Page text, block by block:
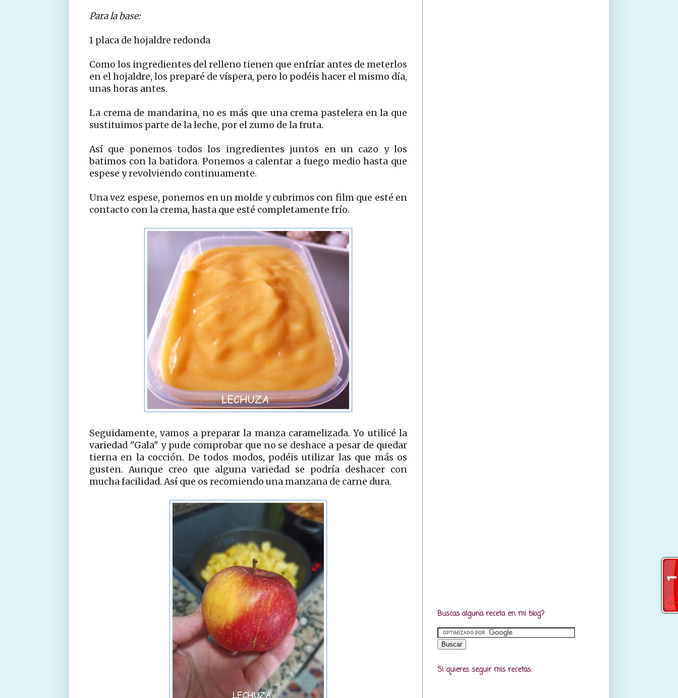
Para la base:
1 placa de hojaldre redonda
Como los ingredientes del relleno tienen que enfríar antes de meterlos
en el hojaldre, los preparé de víspera, pero lo podéis hacer el mismo día,
unas horas antes.
La crema de mandarina, no es más que una crema pastelera en la que
sustituimos parte de la leche, por el zumo de la fruta.
Así que ponemos todos los ingredientes juntos en un cazo y los
batimos con la batidora. Ponemos a calentar a fuego medio hasta que
espese y revolviendo continuamente.
Una vez espese, ponemos en un molde y cubrimos con film que esté en
contacto con la crema, hasta que esté completamente frío.
Seguidamente, vamos a preparar la manza caramelizada. Yo utilicé la
variedad "Gala" y pude comprobar que no se deshace a pesar de quedar
tierna en la cocción. De todos modos, podéis utilizar las que más os
gusten. Aunque creo que alguna variedad se podría deshacer con
mucha facilidad. Así que os recomiendo una manzana de carne dura.
Buscas alguna receta en mi blog?
Si quieres seguir mis recetas: